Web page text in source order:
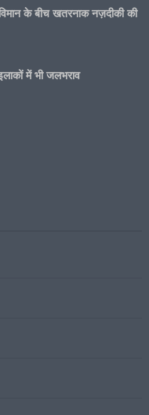
के बीच खतरनाक नज़दीकी की
में भी जलभराव